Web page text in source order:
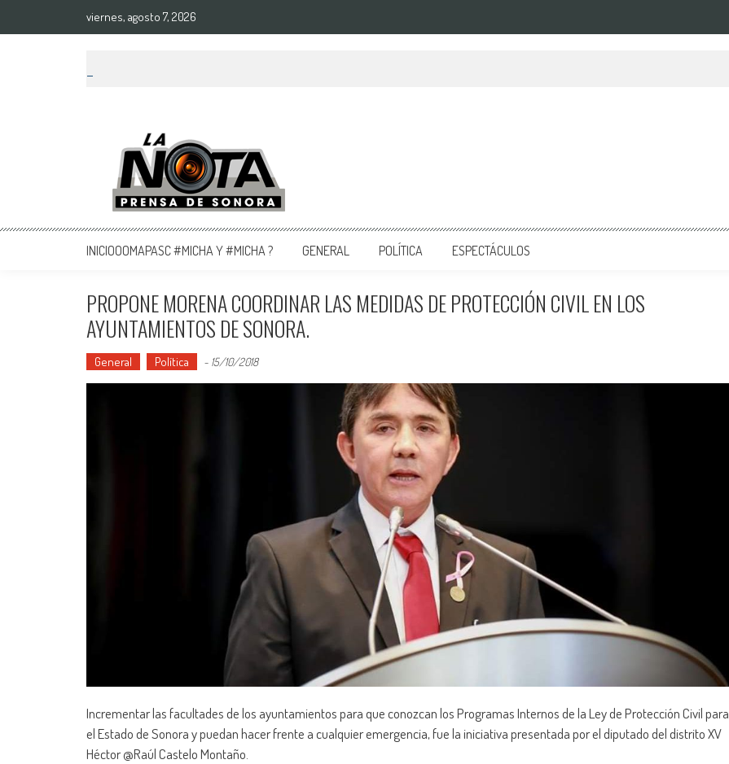
viernes, agosto 7, 2026
La Nota Prensa De Sonora
Noticias del día
INICIOOOMAPASC #MICHA Y #MICHA ? GENERAL POLÍTICA ESPECTÁCULOS
PROPONE MORENA COORDINAR LAS MEDIDAS DE PROTECCIÓN CIVIL EN LOS
AYUNTAMIENTOS DE SONORA.
General Política - 15/10/2018
Incrementar las facultades de los ayuntamientos para que conozcan los Programas Internos de la Ley de Protección Civil para
el Estado de Sonora y puedan hacer frente a cualquier emergencia, fue la iniciativa presentada por el diputado del distrito XV
Héctor @Raúl Castelo Montaño.